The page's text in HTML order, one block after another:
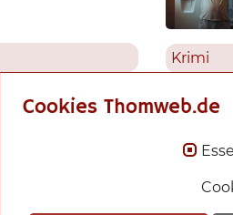
Krimi
Cookies Thomweb.de